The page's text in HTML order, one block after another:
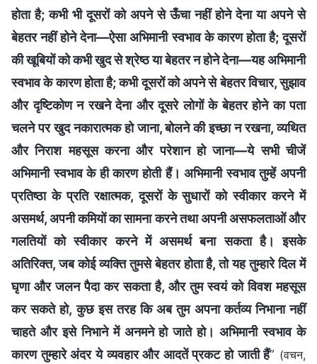
होता है; कभी भी दूसरों को अपने से ऊँचा नहीं होने देना या अपने से
बेहतर नहीं होने देना—ऐसा अभिमानी स्वभाव के कारण होता है; दूसरों
की खूबियों को कभी खुद से श्रेष्ठ या बेहतर न होने देना—यह अभिमानी
स्वभाव के कारण होता है; कभी दूसरों को अपने से बेहतर विचार, सुझाव
और दृष्टिकोण न रखने देना और दूसरे लोगों के बेहतर होने का पता
चलने पर खुद नकारात्मक हो जाना, बोलने की इच्छा न रखना, व्यथित
और निराश महसूस करना और परेशान हो जाना—ये सभी चीजें
अभिमानी स्वभाव के ही कारण होती हैं। अभिमानी स्वभाव तुम्हें अपनी
प्रतिष्ठा के प्रति रक्षात्‍मक, दूसरों के सुधारों को स्वीकार करने में
असमर्थ, अपनी कमियों का सामना करने तथा अपनी असफलताओं और
गलतियों को स्वीकार करने में असमर्थ बना सकता है। इसके
अतिरिक्त, जब कोई व्यक्ति तुमसे बेहतर होता है, तो यह तुम्हारे दिल में
घृणा और जलन पैदा कर सकता है, और तुम स्वयं को विवश महसूस
कर सकते हो, कुछ इस तरह कि अब तुम अपना कर्तव्य निभाना नहीं
चाहते और इसे निभाने में अनमने हो जाते हो। अभिमानी स्वभाव के
कारण तुम्हारे अंदर ये व्यवहार और आदतें प्रकट हो जाती हैं” (वचन,